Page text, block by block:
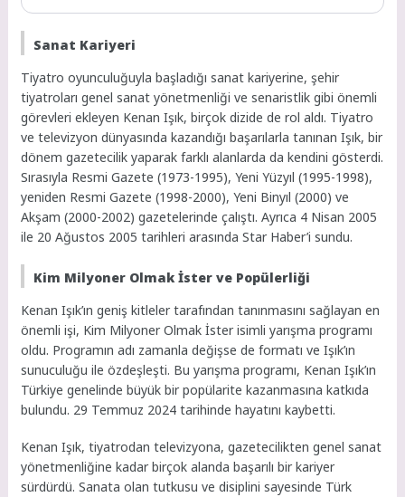
Sanat Kariyeri
Tiyatro oyunculuğuyla başladığı sanat kariyerine, şehir
tiyatroları genel sanat yönetmenliği ve senaristlik gibi önemli
görevleri ekleyen Kenan Işık, birçok dizide de rol aldı. Tiyatro
ve televizyon dünyasında kazandığı başarılarla tanınan Işık, bir
dönem gazetecilik yaparak farklı alanlarda da kendini gösterdi.
Sırasıyla Resmi Gazete (1973-1995), Yeni Yüzyıl (1995-1998),
yeniden Resmi Gazete (1998-2000), Yeni Binyıl (2000) ve
Akşam (2000-2002) gazetelerinde çalıştı. Ayrıca 4 Nisan 2005
ile 20 Ağustos 2005 tarihleri arasında Star Haber’i sundu.
Kim Milyoner Olmak İster ve Popülerliği
Kenan Işık’ın geniş kitleler tarafından tanınmasını sağlayan en
önemli işi, Kim Milyoner Olmak İster isimli yarışma programı
oldu. Programın adı zamanla değişse de formatı ve Işık’ın
sunuculuğu ile özdeşleşti. Bu yarışma programı, Kenan Işık’ın
Türkiye genelinde büyük bir popülarite kazanmasına katkıda
bulundu. 29 Temmuz 2024 tarihinde hayatını kaybetti.
Kenan Işık, tiyatrodan televizyona, gazetecilikten genel sanat
yönetmenliğine kadar birçok alanda başarılı bir kariyer
sürdürdü. Sanata olan tutkusu ve disiplini sayesinde Türk